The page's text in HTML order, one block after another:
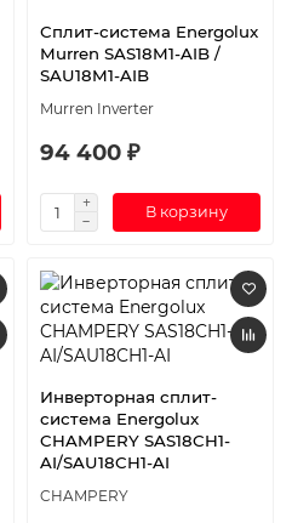
Сплит-система Energolux
Murren SAS18M1-AIB /
SAU18M1-AIB
Murren Inverter
94 400 ₽
В корзину
Инверторная сплит-
система Energolux
CHAMPERY SAS18CH1-
AI/SAU18CH1-AI
CHAMPERY